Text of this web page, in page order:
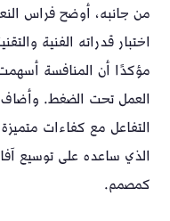
من جانبه، أوضح فراس
اختبار قدراته الفنية
مؤكدًا أن المنافسة
العمل تحت الضغط. وأضاف
التفاعل مع كفاءات
الذي ساعده على توسيع
كمصمم.